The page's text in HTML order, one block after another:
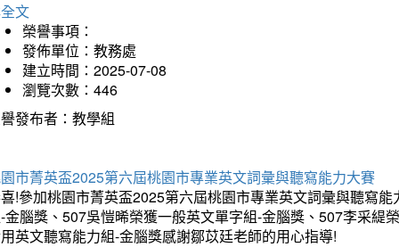
文
榮譽事項：
發佈單位：教務處
建立時間：2025-07-08
瀏覽次數：446
發布者：教學組
市菁英盃2025第六屆桃園市專業英文詞彙與聽寫能力大賽
!參加桃園市菁英盃2025第六屆桃園市專業英文詞彙與聽寫
金腦獎、507吳愷晞榮獲一般英文單字組-金腦獎、507李采緹
英文聽寫能力組-金腦獎感謝鄒苡廷老師的用心指導!